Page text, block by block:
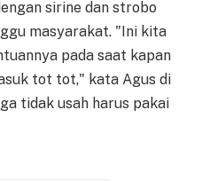
sirine dan strobo
masyarakat. "Ini kita
pada saat kapan
tot tot," kata Agus di
tidak usah harus pakai